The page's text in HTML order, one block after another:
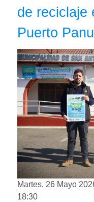
de reciclaje
Puerto
Martes, 26 Mayo
18:30